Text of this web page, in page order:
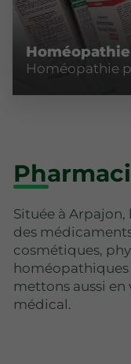
Homéopathie
Située à
des
cosmétiques,
mettons aussi
médical.